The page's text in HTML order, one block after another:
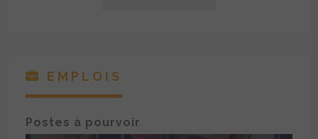
EMPLOIS
Postes à pourvoir